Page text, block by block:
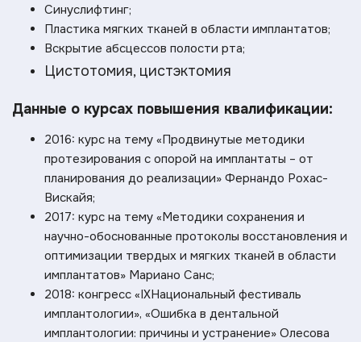
Синуслифтинг;
Пластика мягких тканей в области имплантатов;
Вскрытие абсцессов полости рта;
Цистотомия, цистэктомия
Данные о курсах повышения квалификации:
2016: курс на тему «Продвинутые методики
протезирования с опорой на имплантаты – от
планирования до реализации» Фернандо Рохас-
Вискайя;
2017: курс на тему «Методики сохранения и
научно-обоснованные протоколы восстановления и
оптимизации твердых и мягких тканей в области
имплантатов» Мариано Санс;
2018: конгресс «IXНациональный фестиваль
имплантологии», «Ошибка в дентальной
имплантологии: причины и устранение» Олесова